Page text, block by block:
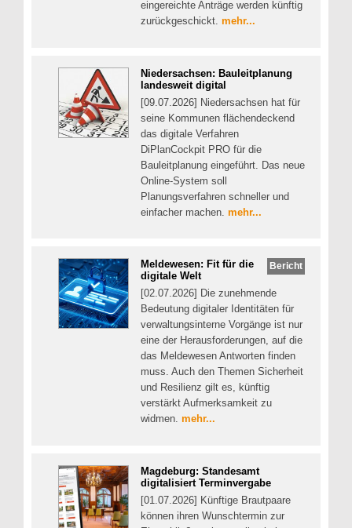
eingereichte Anträge werden künftig
zurückgeschickt. mehr...
Niedersachsen: Bauleitplanung
landesweit digital
[09.07.2026] Niedersachsen hat für
seine Kommunen flächendeckend
das digitale Verfahren
DiPlanCockpit PRO für die
Bauleitplanung eingeführt. Das neue
Online-System soll
Planungsverfahren schneller und
einfacher machen. mehr...
Bericht
Meldewesen: Fit für die
digitale Welt
[02.07.2026] Die zunehmende
Bedeutung digitaler Identitäten für
verwaltungsinterne Vorgänge ist nur
eine der Herausforderungen, auf die
das Meldewesen Antworten finden
muss. Auch den Themen Sicherheit
und Resilienz gilt es, künftig
verstärkt Aufmerksamkeit zu
widmen. mehr...
Magdeburg: Standesamt
digitalisiert Terminvergabe
[01.07.2026] Künftige Brautpaare
können ihren Wunschtermin zur